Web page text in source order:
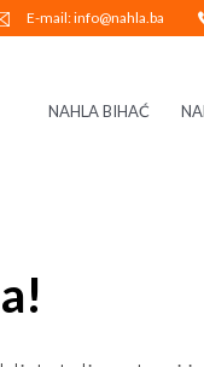
E-mail: info@nahla.ba
NAHLA BIHAĆ